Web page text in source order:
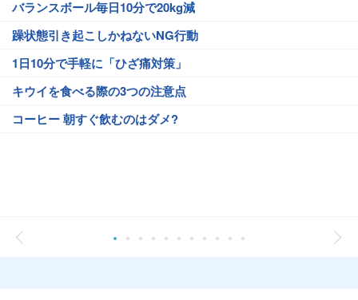
バランスボール毎日10分で20kg減
躁状態引き起こしかねないNG行動
1日10分で手軽に「ひざ痛対策」
キウイを食べる際の3つの注意点
コーヒー 朝すぐ飲むのはダメ?